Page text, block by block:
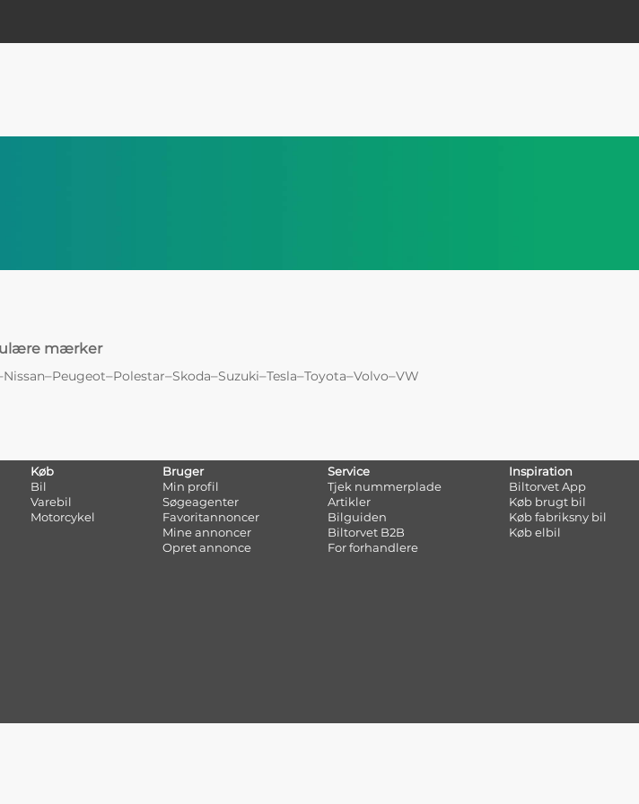
mærker
Nissan–Peugeot–Polestar–Skoda–Suzuki–Tesla–Toyota–Volvo–VW
Køb
Bil
Varebil
Motorcykel
Bruger
Min profil
Søgeagenter
Favoritannoncer
Mine annoncer
Opret annonce
Service
Tjek nummerplade
Artikler
Bilguiden
Biltorvet B2B
For forhandlere
Inspiration
Biltorvet App
Køb brugt bil
Køb fabriksny bil
Køb elbil